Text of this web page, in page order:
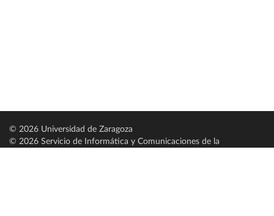
© 2026 Universidad de Zaragoza
© 2026 Servicio de Informática y Comunicaciones de la